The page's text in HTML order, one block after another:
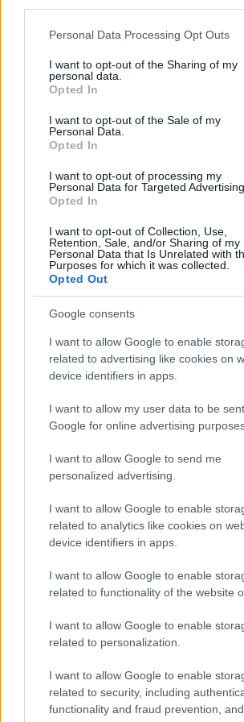
Please note that this website/app uses one
not limited to your visit or usage behaviour.
grant or deny consent to Google and its
use your data for below specified purposes
consent section.
Personal Data Processing Opt Outs
I want to opt-out of the Sharing of my
personal data.
Opted In
I want to opt-out of the Sale of my
Personal Data.
Opted In
I want to opt-out of processing my
Personal Data for Targeted Advertising.
Opted In
I want to opt-out of Collection, Use,
Retention, Sale, and/or Sharing of my
Personal Data that Is Unrelated with
Purposes for which it was collected.
Opted Out
Google consents
I want to allow Google to enable
related to advertising like cookies on
device identifiers in apps.
I want to allow my user data to be
Google for online advertising
I want to allow Google to send me
personalized advertising.
I want to allow Google to enable
related to analytics like cookies on
device identifiers in apps.
I want to allow Google to enable
related to functionality of the website
I want to allow Google to enable
related to personalization.
I want to allow Google to enable
related to security, including
functionality and fraud prevention,
hivatásom is.
Mennyire ismerted az iparágat?
Szinte semmit nem tudtam róla, de
több ügyfelem lett, tapasztalatot
leginkább az motivált és motivál ma
sok embert ismerhetek meg. Az
ráadás, hogy imádok vezetni,
Azt hiszem, ez az én nagy szerencsém.
megrendelések?
A marketingről sem volt fogalmam,
ismerőseimnek meséltem el, hogy
foglalkozom. Igyekeztem úgy
utasaim elégedettem szálljanak ki a
legközelebb is velem akarjanak
útjainkon a II. Rákóczi Ferenc
Főiskola tanárait és diákjait
külföldön egyaránt. Ezzel
helyi szervezetekkel,
szerződni a munkások
az ő kényelmük és biztonságuk az
visszajelzésként értékelem, hogy
ajánlani ismerőseiknek. Így alakult
egy állandó megrendelői körünk
utazásokra. Van olyan ügyfelünk,
munkatársát évek óta szállítjuk akár
akár a határainkon túl. Végül is évek
szájhagyomány útján terjedt a
már, de igyekszem a médiát, a
is felhasználni a népszerűsítéshez.
Az utaztatás csak szállítás, vagy
programot is?